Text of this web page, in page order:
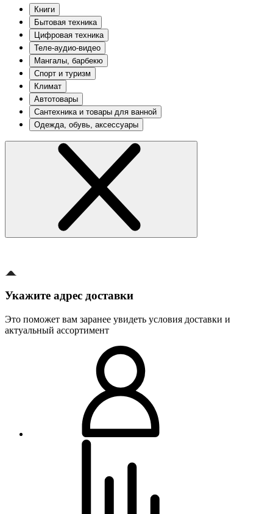
Книги
Бытовая техника
Цифровая техника
Теле-аудио-видео
Мангалы, барбекю
Спорт и туризм
Климат
Автотовары
Сантехника и товары для ванной
Одежда, обувь, аксессуары
Укажите адрес доставки
Это поможет вам заранее увидеть условия доставки и
актуальный ассортимент